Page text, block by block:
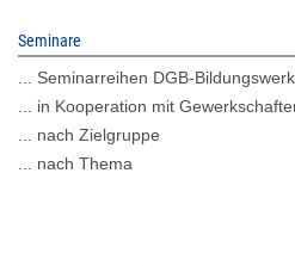
Seminare
... Seminarreihen DGB-
... in Kooperation mit
... nach Zielgruppe
... nach Thema